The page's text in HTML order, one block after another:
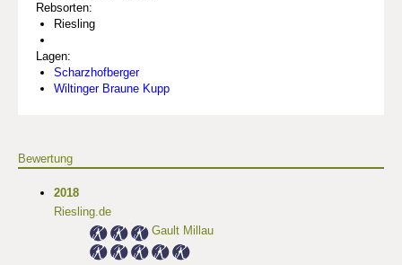
Rebsorten:
Riesling
Lagen:
Scharzhofberger
Wiltinger Braune Kupp
Bewertung
2018
Riesling.de
Gault Millau